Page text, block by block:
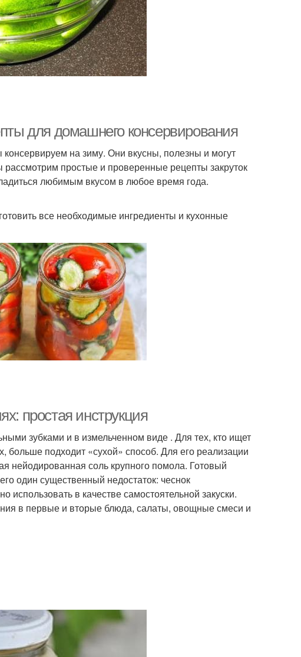
для домашнего консервирования
на зиму. Они вкусны, полезны и могут
простые и проверенные рецепты закруток
любимым вкусом в любое время года.
все необходимые ингредиенты и кухонные
простая инструкция
зубками и в измельченном виде . Для тех, кто ищет
больше подходит «сухой» способ. Для его реализации
нейодированная соль крупного помола. Готовый
один существенный недостаток: чеснок
использовать в качестве самостоятельной закуски.
в первые и вторые блюда, салаты, овощные смеси и